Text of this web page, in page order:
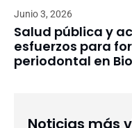
Junio 3, 2026
Salud pública y
esfuerzos para
periodontal en